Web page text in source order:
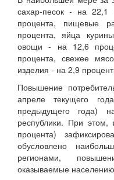
сахар-песок - на
процента, пищевые
процента, яйца
овощи - на 12,6
процента, свежее
изделия - на 2,9
Повышение
апреле текущего
предыдущего года)
республики. При
процента)
обусловлено
регионами,
оказываемые